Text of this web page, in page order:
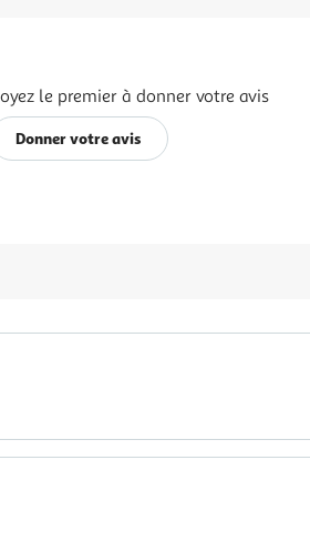
le premier à donner votre avis
Donner votre avis